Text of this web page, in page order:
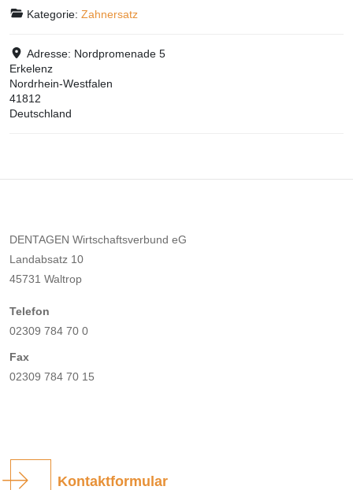
Kategorie:Zahnersatz
Adresse: Nordpromenade 5
Erkelenz
Nordrhein-Westfalen
41812
Deutschland
DENTAGEN Wirtschaftsverbund eG
Landabsatz 10
45731 Waltrop
Telefon
02309 784 70 0
Fax
02309 784 70 15
Kontaktformular